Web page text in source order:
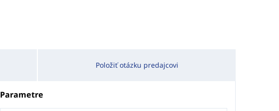
Položiť otázku predajcovi
Parametre